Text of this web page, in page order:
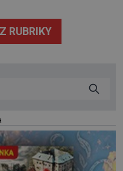
v severovýchodním
[…]
RUBRIKY